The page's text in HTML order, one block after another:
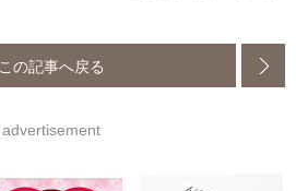
この記事へ戻る
advertisement